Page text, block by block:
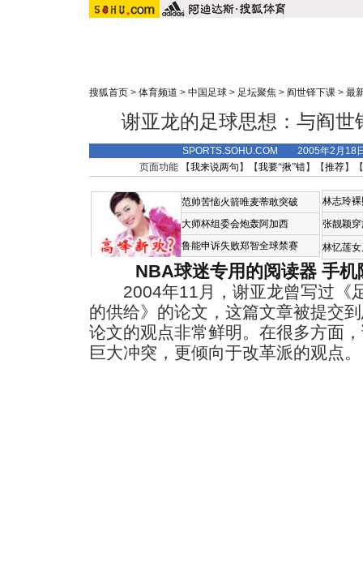
搜狐首页 > 体育频道 > 中国足球 > 足坛聚焦 > 阎世铎下课 > 最
谢亚龙的足球思想：与阎世
SPORTS.SOHU.COM 2005年2月18
页面功能 【我来说两句 】【我要“揪”错】【推荐】
范帅苦恼火箭唯麦蒂敢突破
大师杯组委会炮轰阿加西
鲁能申诉失败郑智全球禁赛
林志玲
张靓颖
林忆莲
NBA球迷专用的阅读器 手机
2004年11月，谢亚龙曾写过《
的供给》的论文，这篇文章被提交
论文的观点非常鲜明。在很多方面
巨大冲突，更倾向于改革派的观点。